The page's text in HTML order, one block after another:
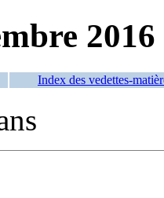
2016
Index des vedettes-